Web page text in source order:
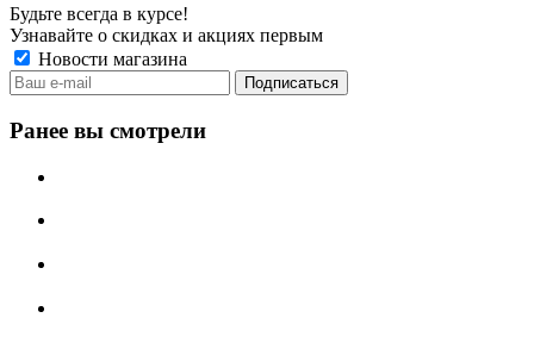
Будьте всегда в курсе!
Узнавайте о скидках и акциях первым
Новости магазина
Ранее вы смотрели